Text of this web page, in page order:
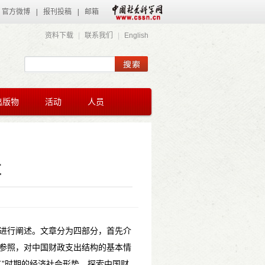
官方微博 报刊投稿 邮箱
资料下载 联系我们 English
版物 活动 人员
行阐述。文章分为四部分，首先介
照，对中国财政支出结构的基本情